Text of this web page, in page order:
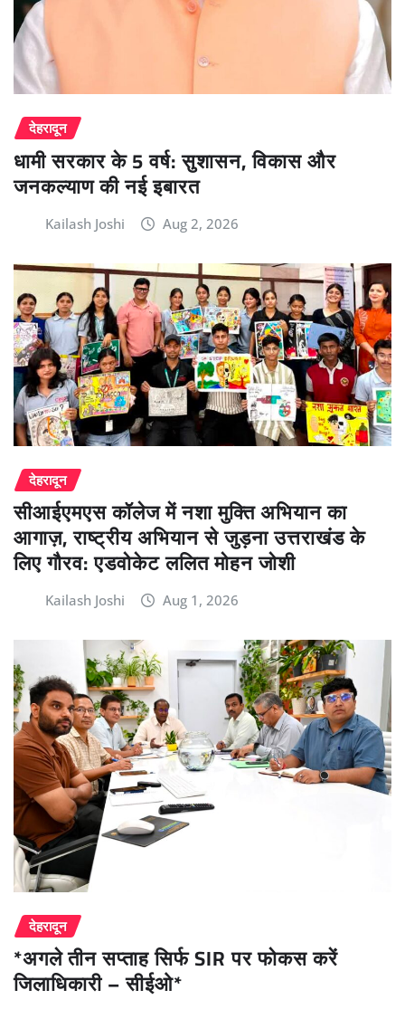
देहरादून
धामी सरकार के 5 वर्ष: सुशासन, विकास और
जनकल्याण की नई इबारत
Kailash Joshi Aug 2, 2026
देहरादून
सीआईएमएस कॉलेज में नशा मुक्ति अभियान का
आगाज़, राष्ट्रीय अभियान से जुड़ना उत्तराखंड के
लिए गौरव: एडवोकेट ललित मोहन जोशी
Kailash Joshi Aug 1, 2026
देहरादून
*अगले तीन सप्ताह सिर्फ SIR पर फोकस करें
जिलाधिकारी – सीईओ*